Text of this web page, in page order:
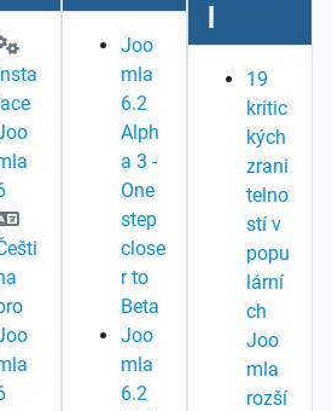
Joo
mla
6.2
Alph
a 3 -
One
step
close
r to
Beta
Joo
mla
6.2
l
19
kritic
kých
zrani
telno
stí v
popu
lární
ch
Joo
mla
rozší